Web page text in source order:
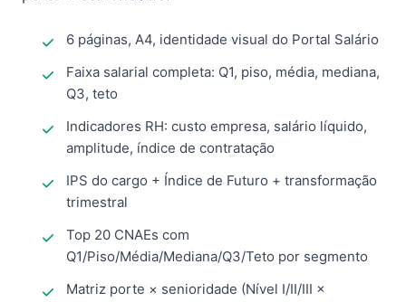
6 páginas, A4, identidade visual do Portal Salário
Faixa salarial completa: Q1, piso, média, mediana,
Q3, teto
Indicadores RH: custo empresa, salário líquido,
amplitude, índice de contratação
IPS do cargo + Índice de Futuro + transformação
trimestral
Top 20 CNAEs com
Q1/Piso/Média/Mediana/Q3/Teto por segmento
Matriz porte × senioridade (Nível I/II/III ×